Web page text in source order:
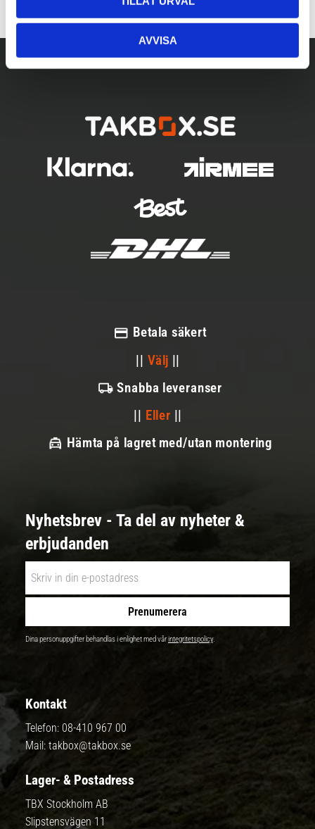
AVVISA
Betala säkert
|| Välj ||
Snabba leveranser
|| Eller ||
Hämta på lagret med/utan montering
Nyhetsbrev - Ta del av nyheter &
erbjudanden
Prenumerera
Dina personuppgifter behandlas i enlighet med vårintegritetspolicy.
Kontakt
Telefon: 08-410 967 00
Mail: takbox@takbox.se
Lager- & Postadress
TBX Stockholm AB
Slipstensvägen 11